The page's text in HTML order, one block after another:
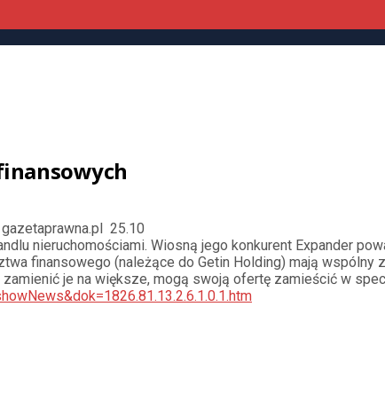
gazetaprawna.pl 25.10
nieruchomościami. Wiosną jego konkurent Expander
finansowego (należące do Getin Holding) mają
je na większe, mogą swoją ofertę zamieścić w